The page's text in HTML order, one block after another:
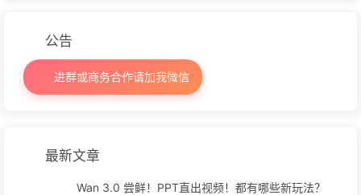
公告
进群或商务合作请加我微信
最新文章
Wan 3.0 尝鲜！PPT直出视频！都有哪些新玩法？